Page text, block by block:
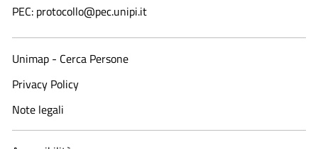
PEC: protocollo@pec.unipi.it
Unimap - Cerca Persone
Privacy Policy
Note legali